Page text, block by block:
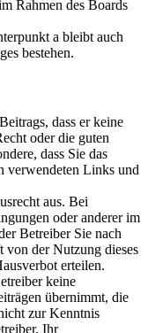
Rahmen des Boards
a bleibt auch
bestehen.
dass er keine
oder die guten
dass Sie das
verwendeten Links und
aus. Bei
oder anderer im
Betreiber Sie nach
von der Nutzung dieses
erteilen.
keine
übernimmt, die
zur Kenntnis
Ihr